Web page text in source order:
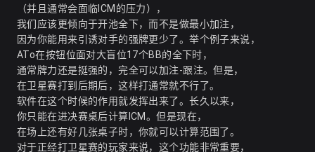
（并且通常会面临ICM的压力），
我们应该更倾向于开池全下，而不是做最小加注，
因为你能用来引诱对手的强牌更少了。举个例子来说，
ATo在按钮位面对大盲位17个BB的全下时，
通常牌力还是挺强的，完全可以加注-跟注。但是，
在卫星赛打到后期后，这样打通常就不行了。
软件在这个时候的作用就发挥出来了。长久以来，
你只能在进决赛桌后计算ICM。但是现在，
在场上还有好几张桌子时，你就可以计算范围了。
对于正经打卫星赛的玩家来说，这个功能非常重要，